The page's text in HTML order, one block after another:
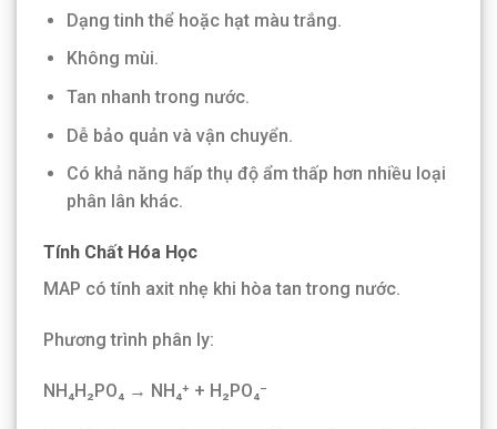
Dạng tinh thể hoặc hạt màu trắng.
Không mùi.
Tan nhanh trong nước.
Dễ bảo quản và vận chuyển.
Có khả năng hấp thụ độ ẩm thấp hơn nhiều loại
phân lân khác.
Tính Chất Hóa Học
MAP có tính axit nhẹ khi hòa tan trong nước.
Phương trình phân ly:
NH₄H₂PO₄ → NH₄⁺ + H₂PO₄⁻